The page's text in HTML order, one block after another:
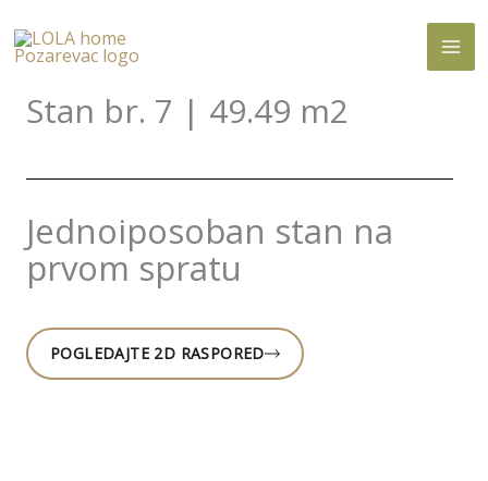
to
content
Jednoiposoban stan na
prvom spratu
Stan br. 7 | 49.49 m2
POGLEDAJTE 2D RASPORED